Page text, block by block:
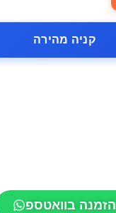
קניה מהירה
הזמנה בוואטספ